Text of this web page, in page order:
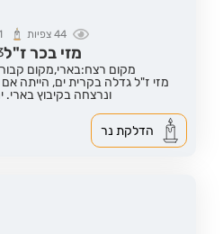
44צפיות
מזי בכר ז"ל
מקום רצח:בארי,מקום
מזי ז"ל גדלה בקרית ים, הייתה
ונרצחה בקיבוץ בארי.
הדלקת נר